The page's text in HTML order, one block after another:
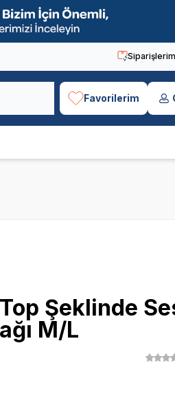
Siparişlerim
Favorilerim
Şeklinde
M/L